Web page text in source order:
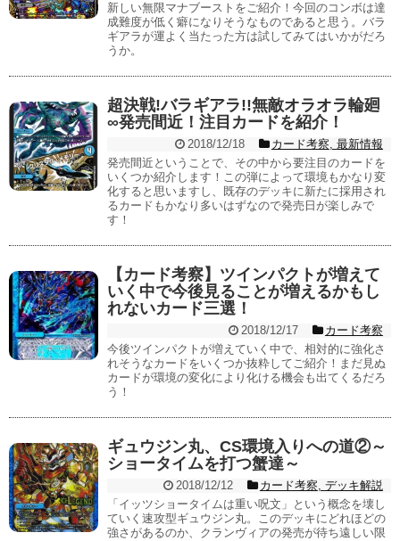
新しい無限マナブーストをご紹介！今回のコンボは達
成難度が低く癖になりそうなものであると思う。バラ
ギアラが運よく当たった方は試してみてはいかがだろ
うか。
超決戦!バラギアラ!!無敵オラオラ輪廻
∞発売間近！注目カードを紹介！
2018/12/18 カード考察, 最新情報
発売間近ということで、その中から要注目のカードを
いくつか紹介します！この弾によって環境もかなり変
化すると思いますし、既存のデッキに新たに採用され
るカードもかなり多いはずなので発売日が楽しみで
す！
【カード考察】ツインパクトが増えて
いく中で今後見ることが増えるかもし
れないカード三選！
2018/12/17
カード考察
今後ツインパクトが増えていく中で、相対的に強化さ
れそうなカードをいくつか抜粋してご紹介！まだ見ぬ
カードが環境の変化により化ける機会も出てくるだろ
う！
ギュウジン丸、CS環境入りへの道②～
ショータイムを打つ蟹達～
2018/12/12 カード考察, デッキ解説
「イッツショータイムは重い呪文」という概念を壊し
ていく速攻型ギュウジン丸。このデッキにどれほどの
強さがあるのか、クランヴィアの発売が待ち遠しい限